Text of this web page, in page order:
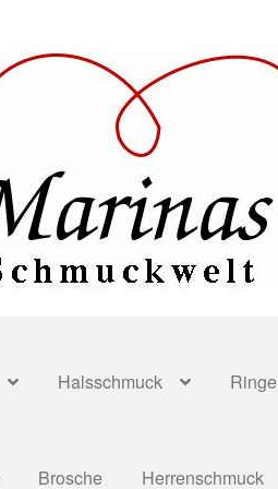
Halsschmuck Ringe
Brosche Herrenschmuck